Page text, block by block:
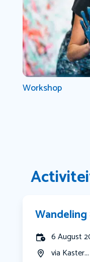
Workshop
6 August
via Kaster...